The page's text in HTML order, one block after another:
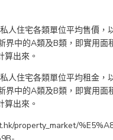
人住宅各類單位平均售價，
界中的A類及B類，即實用面
算出來。
人住宅各類單位平均租金，
界中的A類及B類，即實用面
算出來。
property_market/